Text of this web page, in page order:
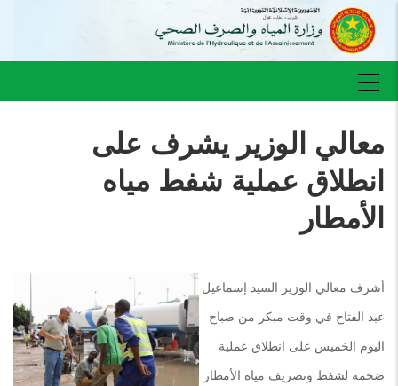
المحتوى
الرئيسيMain
navigation
معالي الوزير يشرف على
انطلاق عملية شفط مياه
الأمطار
أشرف معالي الوزير السيد إسماعيل
عبد الفتاح في وقت مبكر من صباح
اليوم الخميس على انطلاق عملية
ضخمة لشفط وتصريف مياه الأمطار